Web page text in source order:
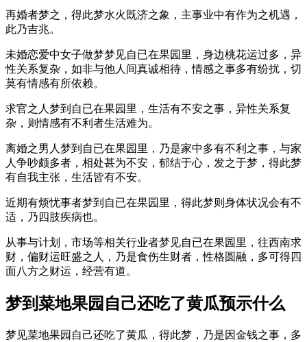
再婚者梦之，得此梦水火既济之象，主事业中有作为之机遇，
此乃吉兆。
未婚恋爱中女子做梦梦见自已在果园里，身边桃花运过多，异
性关系复杂，如非与他人间真诚相待，情感之事多有纷扰，切
莫有情感有所依赖。
求官之人梦到自已在果园里，生活有不安之事，异性关系复
杂，则情感有不利者生活难为。
离婚之男人梦到自已在果园里，乃是家中多有不利之事，与家
人争吵颇多者，相处甚为不安，郁结于心，发之于梦，得此梦
有自我主张，生活皆有不安。
近期有烦忧事者梦到自已在果园里，得此梦则身体状况会有不
适，乃四肢疾病也。
从事与计划，市场等相关行业者梦见自已在果园里，往西南求
财，偏财运旺盛之人，乃是食伤生财者，性格圆融，多可得四
面八方之财运，经营有道。
梦到菜地果园自己还吃了黄瓜预示什么
梦见菜地果园自己还吃了黄瓜，得此梦，乃是因金钱之事，多